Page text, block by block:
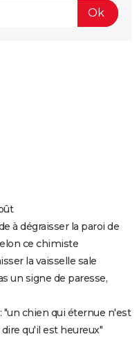
à dégraisser la paroi de
ce chimiste
la vaisselle sale
un signe de paresse,
"un chien qui éternue n'est
qu'il est heureux"